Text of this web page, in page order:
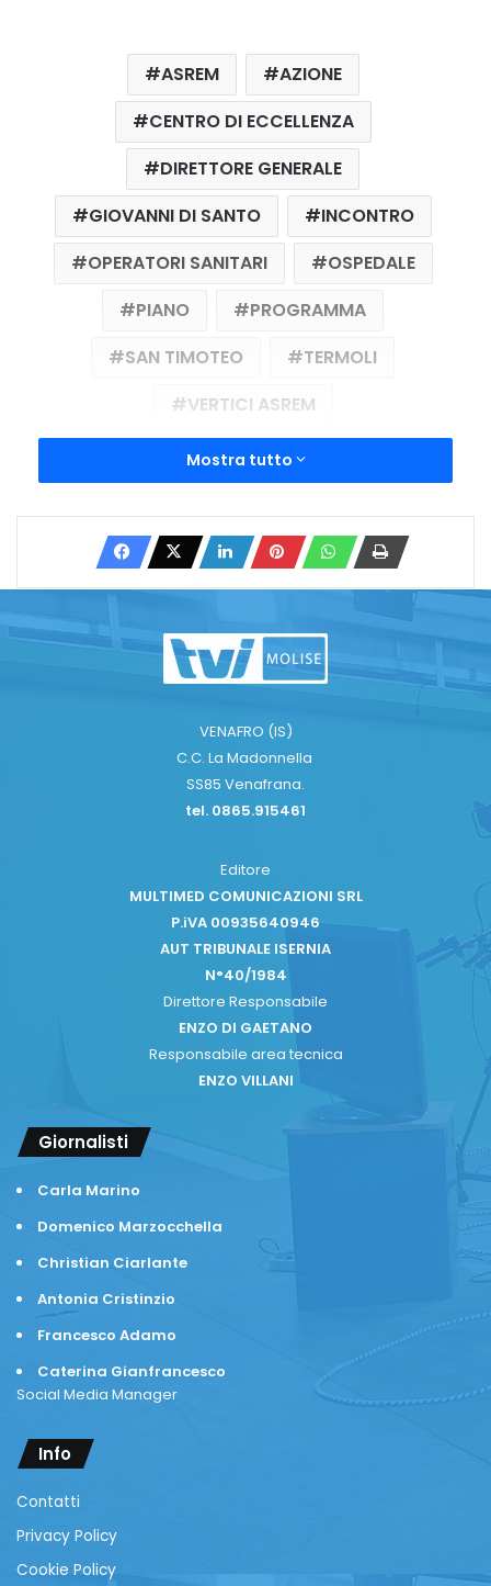
ASREM
AZIONE
CENTRO DI ECCELLENZA
DIRETTORE GENERALE
GIOVANNI DI SANTO
INCONTRO
OPERATORI SANITARI
OSPEDALE
PIANO
PROGRAMMA
SAN TIMOTEO
TERMOLI
VERTICI ASREM
Copy URL
Mostra tutto
VENAFRO (IS)
C.C. La Madonnella
SS85 Venafrana.
tel. 0865.915461
Editore
MULTIMED COMUNICAZIONI SRL
P.iVA 00935640946
AUT TRIBUNALE ISERNIA
N°40/1984
Direttore Responsabile
ENZO DI GAETANO
Responsabile area tecnica
ENZO VILLANI
Giornalisti
Carla Marino
Domenico Marzocchella
Christian Ciarlante
Antonia Cristinzio
Francesco Adamo
Caterina Gianfrancesco
Social Media Manager
Info
Contatti
Privacy Policy
Cookie Policy